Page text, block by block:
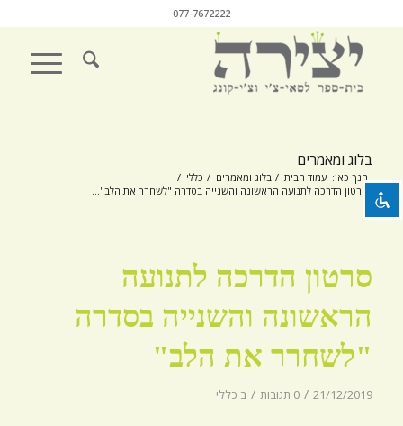
visibility_off השבת את ההבזקים
settings צבע רקע
זום (הקטנה)
remove_circle_outline הקטנת גופן
add_circle_outline הגדלת גופן
גופן קריא
077-7672222
בלוג ומאמרים
הנך כאן: עמוד הבית / בלוג ומאמרים / כללי /
סרטון הדרכה לתנועה הראשונה והשנייה בסדרה "לשחרר את הלב"...
סרטון הדרכה לתנועה
הראשונה והשנייה בסדרה
"לשחרר את הלב"
21/12/2019
/ 0 תגובות / ב כללי